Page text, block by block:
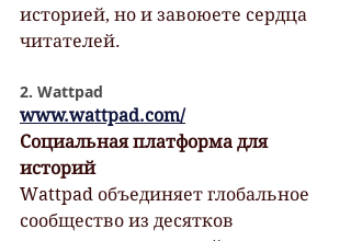
историей, но и завоюете сердца
читателей.
2. Wattpad
www.wattpad.com/
Cоциальная платформа для
историй
Wattpad объединяет глобальное
сообщество из десятков